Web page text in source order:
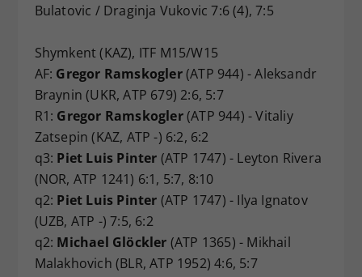
Bulatovic / Draginja Vukovic 7:6 (4), 7:5
Shymkent (KAZ), ITF M15/W15
AF: Gregor Ramskogler(ATP 944) - Aleksandr
Braynin (UKR, ATP 679) 2:6, 5:7
R1: Gregor Ramskogler(ATP 944) - Vitaliy
Zatsepin (KAZ, ATP -) 6:2, 6:2
q3: Piet Luis Pinter (ATP 1747) - Leyton Rivera
(NOR, ATP 1241) 6:1, 5:7, 8:10
q2: Piet Luis Pinter (ATP 1747) - Ilya Ignatov
(UZB, ATP -) 7:5, 6:2
q2: Michael Glöckler (ATP 1365) - Mikhail
Malakhovich (BLR, ATP 1952) 4:6, 5:7